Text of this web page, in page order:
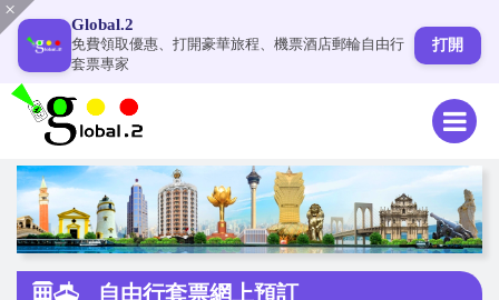
Global.2
免費領取優惠、打開豪華旅程、機票酒店郵輪自由行
套票專家
打開
自由行套票網上預訂